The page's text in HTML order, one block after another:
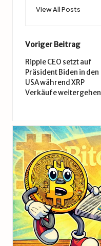
View All Posts
Post
navigation
Voriger Beitrag
Ripple CEO setzt auf
Präsident Biden in den
USA während XRP
Verkäufe weitergehen